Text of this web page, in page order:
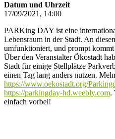
Datum und Uhrzeit
17/09/2021, 14:00
PARKing DAY ist eine
Lebensraum in der Stadt. An
umfunktioniert, und prompt
Über den Veranstalter Ökostadt
Stadt für einige Stellplätze
einen Tag lang anders nutzen.
https://www.oekostadt.org/
https://parkingday-hd.weebly.com.
einfach vorbei!